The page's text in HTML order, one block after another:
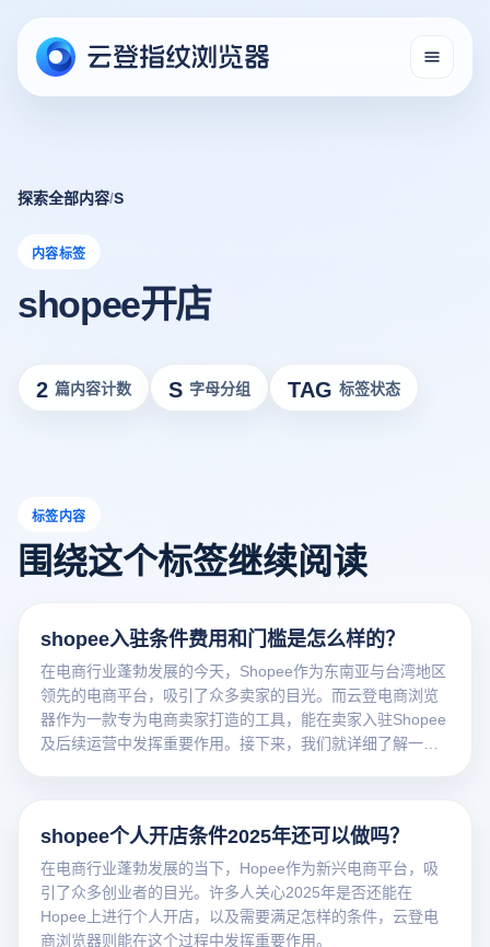
探索全部内容/S
内容标签
shopee开店
2 篇内容计数 S 字母分组 TAG 标签状态
标签内容
围绕这个标签继续阅读
shopee入驻条件费用和门槛是怎么样的？
在电商行业蓬勃发展的今天，Shopee作为东南亚与台湾地区
领先的电商平台，吸引了众多卖家的目光。而云登电商浏览
器作为一款专为电商卖家打造的工具，能在卖家入驻Shopee
及后续运营中发挥重要作用。接下来，我们就详细了解一下
shopee个人开店条件2025年还可以做吗？
在电商行业蓬勃发展的当下，Hopee作为新兴电商平台，吸
引了众多创业者的目光。许多人关心2025年是否还能在
Hopee上进行个人开店，以及需要满足怎样的条件，云登电
商浏览器则能在这个过程中发挥重要作用。